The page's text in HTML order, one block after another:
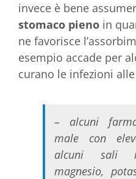
invece è bene
stomaco pieno in
ne favorisce
esempio accade per
curano le infezioni
– alcuni
male con
alcuni sali
magnesio,